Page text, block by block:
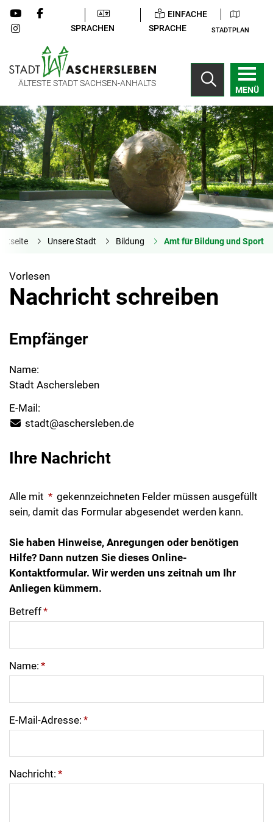
SPRACHEN
EINFACHE
SPRACHE
STADTPLAN
ÄLTESTE STADT SACHSEN-ANHALTS
MENÜ
Unsere Stadt Bildung Amt für Bildung und Sport
Vorlesen
Nachricht schreiben
Empfänger
Name:
Stadt Aschersleben
E-Mail:
stadt@aschersleben.de
Ihre Nachricht
Alle mit * gekennzeichneten Felder müssen ausgefüllt
sein, damit das Formular abgesendet werden kann.
Sie haben Hinweise, Anregungen oder benötigen
Hilfe? Dann nutzen Sie dieses Online-
Kontaktformular. Wir werden uns zeitnah um Ihr
Anliegen kümmern.
Betreff*
Name: *
E-Mail-Adresse: *
Nachricht: *